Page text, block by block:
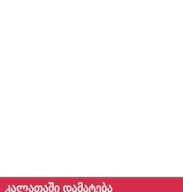
ᲙᲐᲚᲐᲗᲐᲨᲘ ᲓᲐᲛᲐᲢᲔᲑᲐ